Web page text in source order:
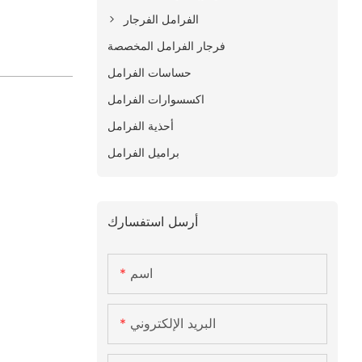
الفرامل الفرجار
فرجار الفرامل المخصصة
حساسات الفرامل
اكسسوارات الفرامل
أحذية الفرامل
براميل الفرامل
أرسل استفسارك
اسم
البريد الإلكتروني